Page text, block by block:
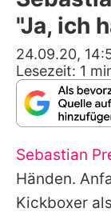
"Ja, ich
24.09.20,
Lesezeit: 1
Sebastian
Händen.
Kickboxer als